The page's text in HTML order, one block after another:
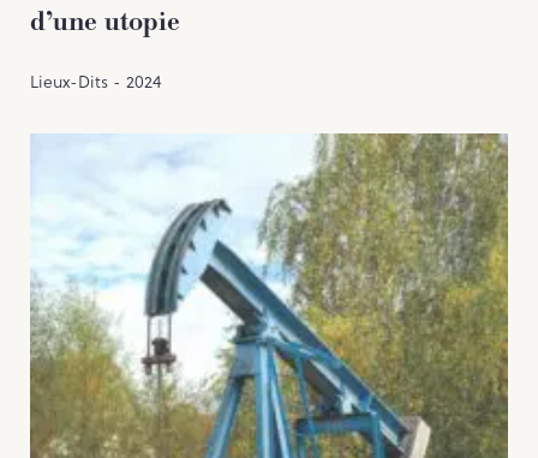
PATRIMOINE
GÉNÉRAL
Contact
PORTAIL CULTURE
Comité d'Histoire Régionale
Service Inventaire et Patrimoines de la Région Grand Est
d’une utopie
Lieux-Dits - 2024